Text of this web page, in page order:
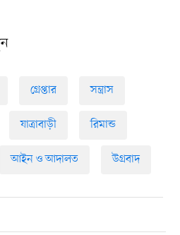
গ্রেপ্তার সন্ত্রাস
যাত্রাবাড়ী রিমান্ড
আইন ও আদালত উগ্রবাদ